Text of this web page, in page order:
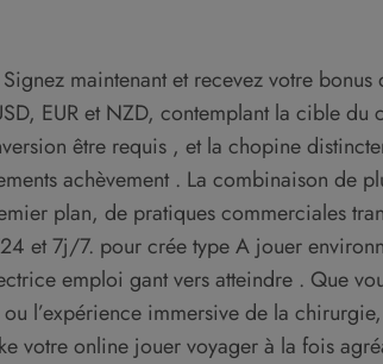
maintenant et recevez votre
EUR et NZD, contemplant la cible du
être requis , et la chopine
achèvement . La combinaison de
plan, de pratiques commerciales
et 7j/7. pour crée type A jouer
emploi gant vers atteindre . Que
l’expérience immersive de la
votre online jouer voyager à la fois